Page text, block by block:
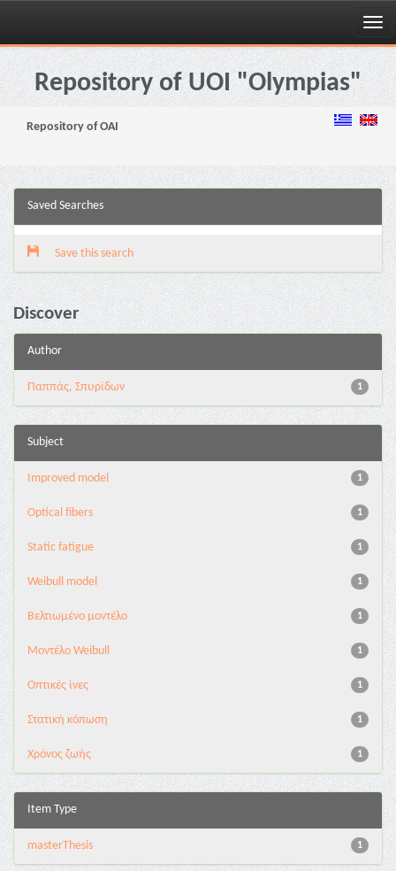
Skip
navigationRepository of UOI "Olympias"
Repository of OAI
Saved Searches
Save this search
Discover
Author
1
Παππάς, Σπυρίδων
Subject
1
Improved model
1
Optical fibers
1
Static fatigue
1
Weibull model
1
Βελτιωμένο μοντέλο
1
Μοντέλο Weibull
1
Οπτικές ίνες
1
Στατική κόπωση
1
Χρόνος ζωής
Item Type
1
masterThesis